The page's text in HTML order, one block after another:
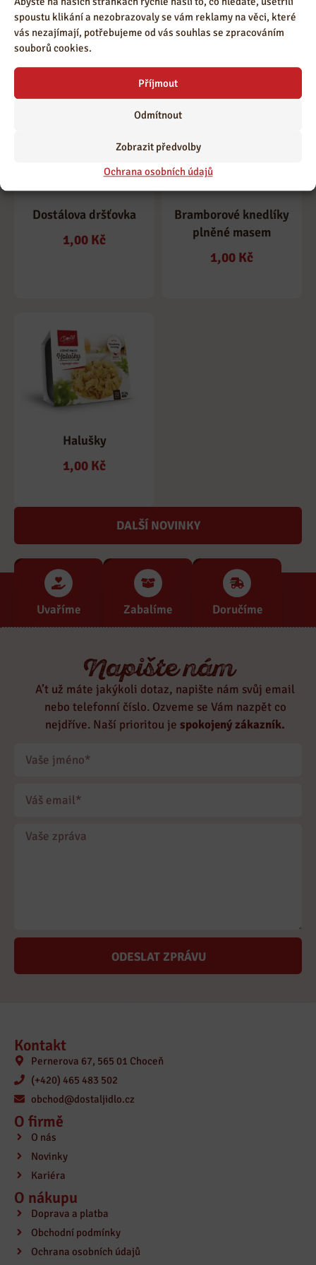
spoustu klikání a nezobrazovaly se vám reklamy na věci, které
vás nezajímají, potřebujeme od vás souhlas se zpracováním
souborů cookies.
Příjmout
Odmítnout
Zobrazit předvolby
Ochrana osobních údajů
vejcem
1,00Kč
1,00Kč
Dostálova dršťovka
1,00 Kč
Bramborové knedlíky
plněné masem
1,00 Kč
Halušky
1,00 Kč
DALŠÍ NOVINKY
Uvaříme Zabalíme Doručíme
Napište nám
A’t už máte jakýkoli dotaz, napište nám svůj email
nebo telefonní číslo. Ozveme se Vám nazpět co
nejdříve. Naší prioritou je spokojený zákazník.
ODESLAT ZPRÁVU
Kontakt
Pernerova 67, 565 01 Choceň
(+420) 465 483 502
obchod@dostaljidlo.cz
O firmě
O nás
Novinky
Kariéra
O nákupu
Doprava a platba
Obchodní podmínky
Ochrana osobních údajů